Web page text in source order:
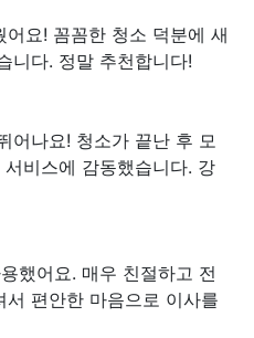
요! 꼼꼼한 청소 덕분에 새
니다. 정말 추천합니다!
어나요! 청소가 끝난 후 모
비스에 감동했습니다. 강
했어요. 매우 친절하고 전
편안한 마음으로 이사를